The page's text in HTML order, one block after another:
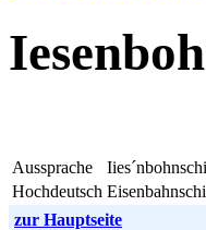
Aussprache
Hochdeutsch
zur Hauptseite